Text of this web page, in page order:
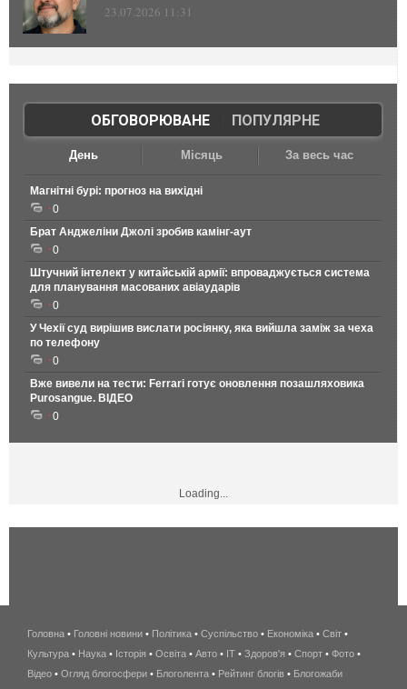
23.07.2026 11:31
ОБГОВОРЮВАНЕ| ПОПУЛЯРНЕ
День Місяць За весь час
Магнітні бурі: прогноз на вихідні
0
Брат Анджеліни Джолі зробив камінг-аут
0
Штучний інтелект у китайській армії: впроваджується система
для планування масованих авіаударів
0
У Чехії суд вирішив вислати росіянку, яка вийшла заміж за чеха
по телефону
0
Вже вивели на тести: Ferrari готує оновлення позашляховика
Purosangue. ВІДЕО
0
Loading...
беспроводной
интернет
киев
Головна • Головні новини • Політика • Суспільство • Економіка • Світ •
Культура • Наука • Історія • Освіта • Авто • IT • Здоров'я • Спорт • Фото •
Відео • Огляд блогосфери • Блоголента • Рейтинг блогів • Блогожаби